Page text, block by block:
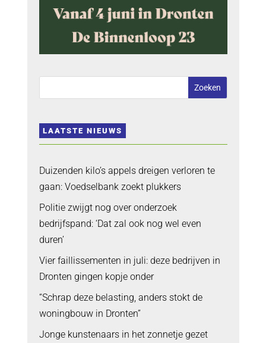
LAATSTE NIEUWS
Duizenden kilo’s appels dreigen verloren te
gaan: Voedselbank zoekt plukkers
Politie zwijgt nog over onderzoek
bedrijfspand: ‘Dat zal ook nog wel even
duren’
Vier faillissementen in juli: deze bedrijven in
Dronten gingen kopje onder
“Schrap deze belasting, anders stokt de
woningbouw in Dronten”
Jonge kunstenaars in het zonnetje gezet